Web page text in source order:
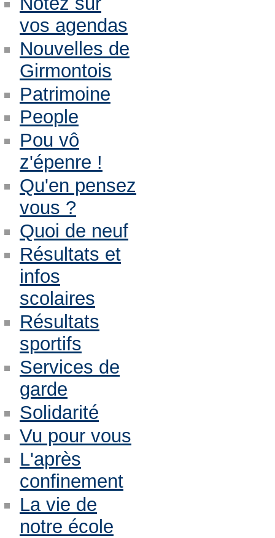
vos agendas
Nouvelles de
Girmontois
Patrimoine
People
Pou vô
z'épenre !
Qu'en pensez
vous ?
Quoi de neuf
Résultats et
infos
scolaires
Résultats
sportifs
Services de
garde
Solidarité
Vu pour vous
L'après
confinement
La vie de
notre école